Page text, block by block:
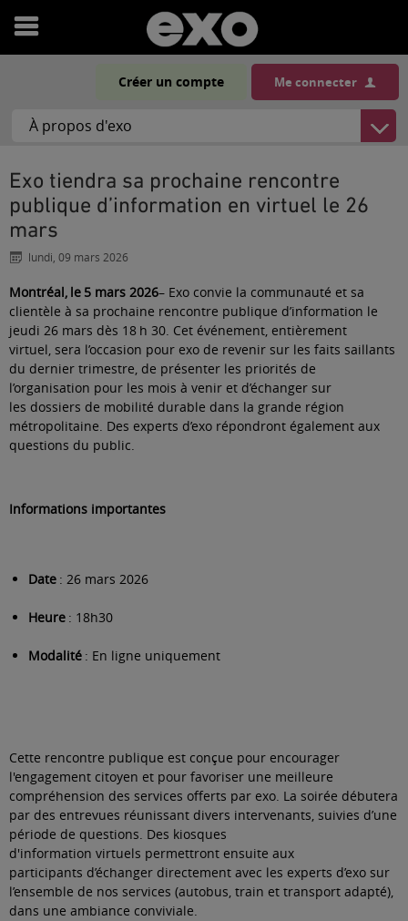
Ouvrir
menu
Créer un compte Me connecter
Exo tiendra sa prochaine rencontre
publique d’information en virtuel le 26
mars
lundi, 09 mars 2026
Montréal, le 5 mars 2026– Exo convie la communauté et sa
clientèle à sa prochaine rencontre publique d’information le
jeudi 26 mars dès 18 h 30. Cet événement, entièrement
virtuel, sera l’occasion pour exo de revenir sur les faits saillants
du dernier trimestre, de présenter les priorités de
l’organisation pour les mois à venir et d’échanger sur
les dossiers de mobilité durable dans la grande région
métropolitaine. Des experts d’exo répondront également aux
questions du public.
Informations importantes
Date : 26 mars 2026
Heure : 18h30
Modalité : En ligne uniquement
Cette rencontre publique est conçue pour encourager
l'engagement citoyen et pour favoriser une meilleure
compréhension des services offerts par exo. La soirée débutera
par des entrevues réunissant divers intervenants, suivies d’une
période de questions. Des kiosques
d'information virtuels permettront ensuite aux
participants d’échanger directement avec les experts d’exo sur
l’ensemble de nos services (autobus, train et transport adapté),
dans une ambiance conviviale.